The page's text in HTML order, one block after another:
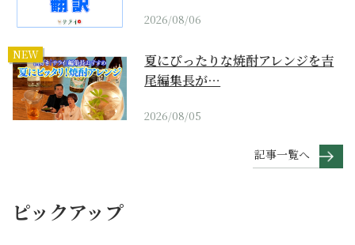
2026/08/06
NEW
夏にぴったりな焼酎アレンジを吉
尾編集長が…
2026/08/05
記事一覧へ
ピックアップ